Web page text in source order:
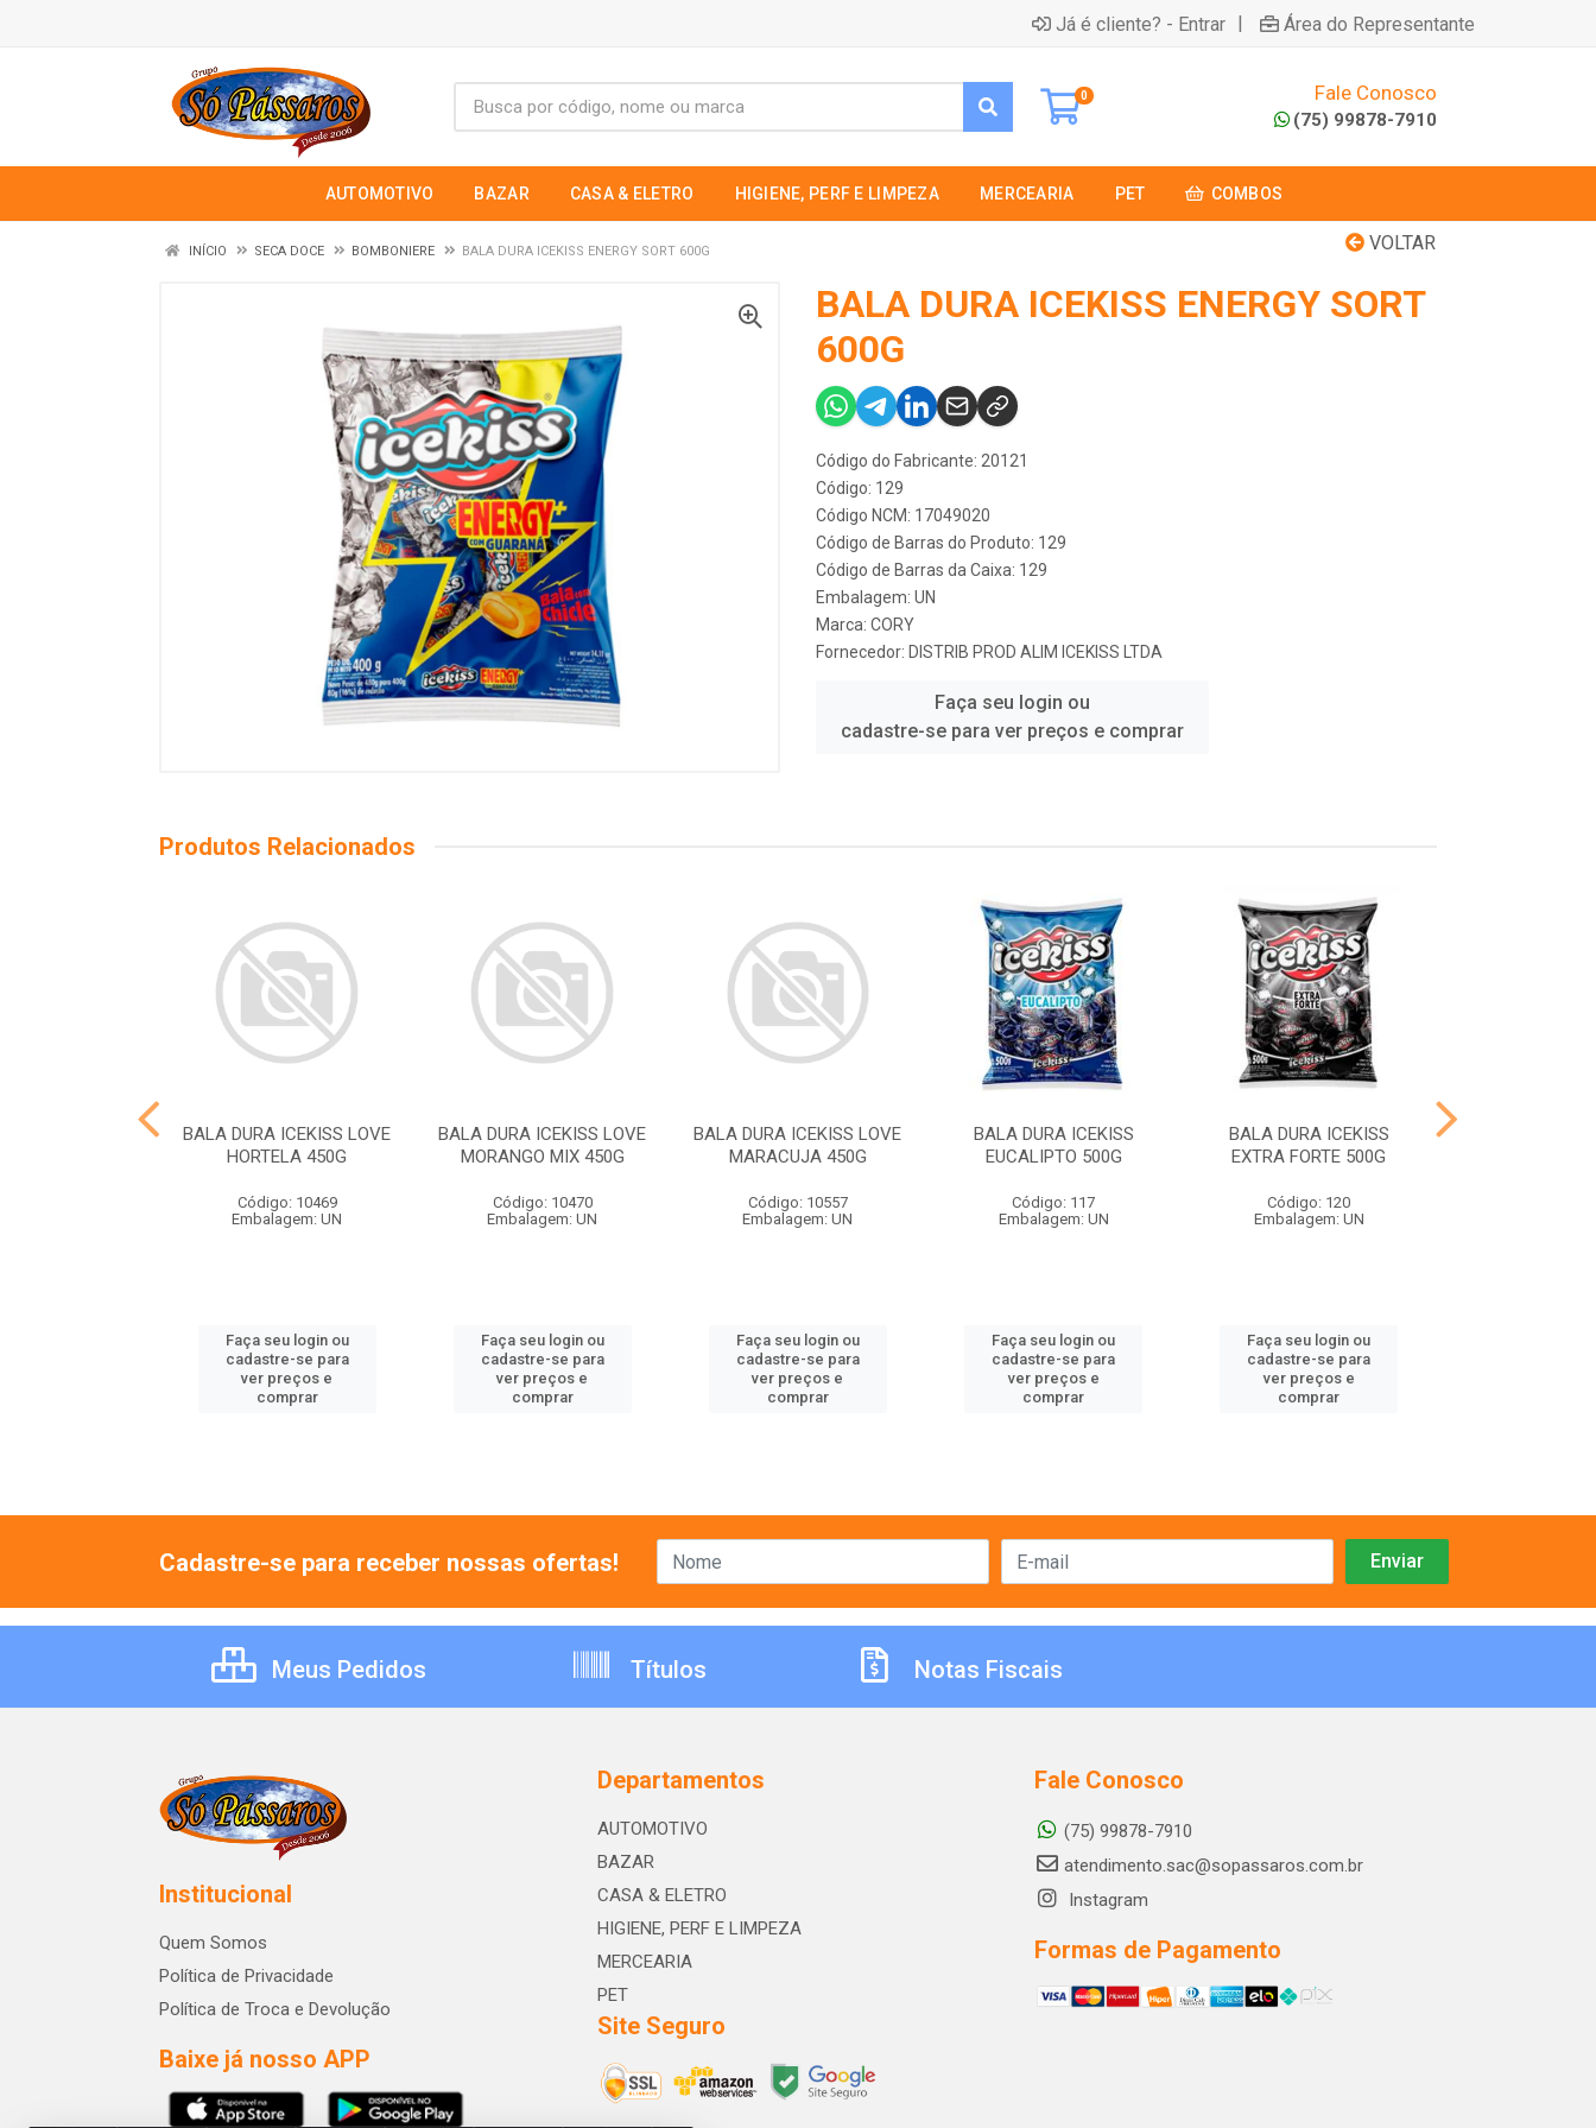
Já é cliente? - Entrar | Área do Representante
0 Fale Conosco
(75) 99878-7910
AUTOMOTIVO BAZAR CASA & ELETRO HIGIENE, PERF E LIMPEZA MERCEARIA PET COMBOS
VOLTAR
INÍCIO SECA DOCE BOMBONIERE BALA DURA ICEKISS ENERGY SORT 600G
BALA DURA ICEKISS ENERGY SORT
600G
Código do Fabricante: 20121
Código: 129
Código NCM: 17049020
Código de Barras do Produto: 129
Código de Barras da Caixa: 129
Embalagem: UN
Marca: CORY
Fornecedor: DISTRIB PROD ALIM ICEKISS LTDA
Faça seu login ou
cadastre-se para ver preços e comprar
Produtos Relacionados
BALA DURA ICEKISS LOVE
HORTELA 450G
Código: 10469
Embalagem: UN
Faça seu login ou
cadastre-se para
ver preços e
comprar
BALA DURA ICEKISS LOVE
MORANGO MIX 450G
Código: 10470
Embalagem: UN
Faça seu login ou
cadastre-se para
ver preços e
comprar
BALA DURA ICEKISS LOVE
MARACUJA 450G
Código: 10557
Embalagem: UN
Faça seu login ou
cadastre-se para
ver preços e
comprar
BALA DURA ICEKISS
EUCALIPTO 500G
Código: 117
Embalagem: UN
Faça seu login ou
cadastre-se para
ver preços e
comprar
BALA DURA ICEKISS
EXTRA FORTE 500G
Código: 120
Embalagem: UN
Faça seu login ou
cadastre-se para
ver preços e
comprar
Cadastre-se para receber nossas ofertas!
Meus Pedidos Títulos Notas Fiscais
Institucional
Quem Somos
Política de Privacidade
Política de Troca e Devolução
Baixe já nosso APP
Departamentos
AUTOMOTIVO
BAZAR
CASA & ELETRO
HIGIENE, PERF E LIMPEZA
MERCEARIA
PET
Site Seguro
Fale Conosco
(75) 99878-7910
atendimento.sac@sopassaros.com.br
Instagram
Formas de Pagamento